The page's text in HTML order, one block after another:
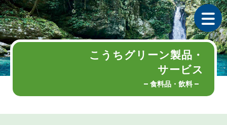
こうちグリーン製品・
サービス
食料品・飲料